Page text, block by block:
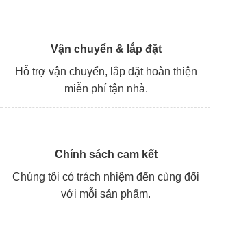
Vận chuyển & lắp đặt
Hỗ trợ vận chuyển, lắp đặt hoàn thiện
miễn phí tận nhà.
Chính sách cam kết
Chúng tôi có trách nhiệm đến cùng đối
với mỗi sản phẩm.